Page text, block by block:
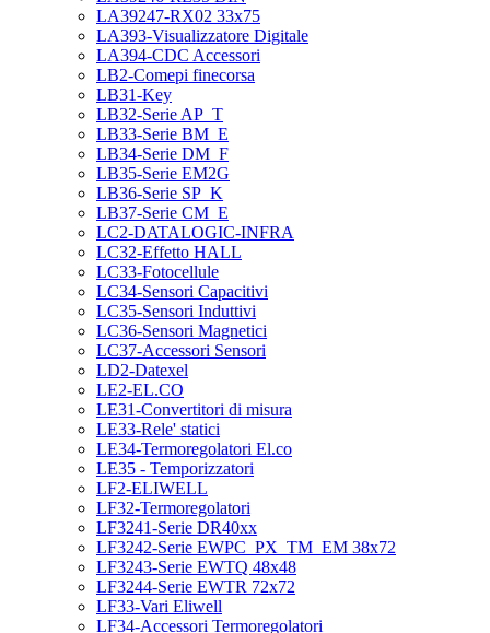
LA39247-RX02 33x75
LA393-Visualizzatore Digitale
LA394-CDC Accessori
LB2-Comepi finecorsa
LB31-Key
LB32-Serie AP_T
LB33-Serie BM_E
LB34-Serie DM_F
LB35-Serie EM2G
LB36-Serie SP_K
LB37-Serie CM_E
LC2-DATALOGIC-INFRA
LC32-Effetto HALL
LC33-Fotocellule
LC34-Sensori Capacitivi
LC35-Sensori Induttivi
LC36-Sensori Magnetici
LC37-Accessori Sensori
LD2-Datexel
LE2-EL.CO
LE31-Convertitori di misura
LE33-Rele' statici
LE34-Termoregolatori El.co
LE35 - Temporizzatori
LF2-ELIWELL
LF32-Termoregolatori
LF3241-Serie DR40xx
LF3242-Serie EWPC_PX_TM_EM 38x72
LF3243-Serie EWTQ 48x48
LF3244-Serie EWTR 72x72
LF33-Vari Eliwell
LF34-Accessori Termoregolatori